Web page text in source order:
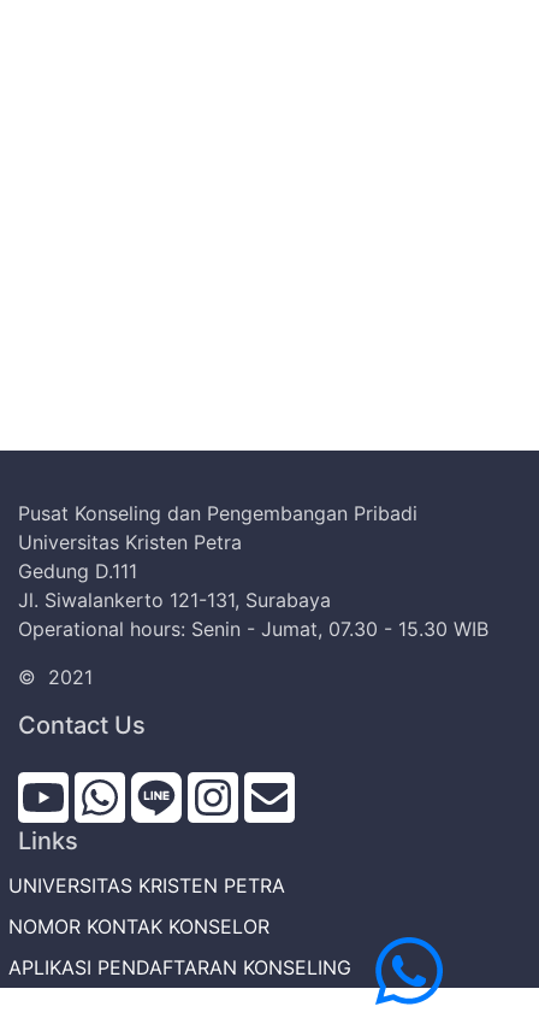
Pusat Konseling dan Pengembangan Pribadi
Universitas Kristen Petra
Gedung D.111
Jl. Siwalankerto 121-131, Surabaya
Operational hours: Senin - Jumat, 07.30 - 15.30 WIB
© 2021
Contact Us
Links
UNIVERSITAS KRISTEN PETRA
NOMOR KONTAK KONSELOR
APLIKASI PENDAFTARAN KONSELING